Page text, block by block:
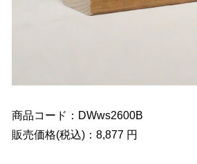
商品コード：DWws2600B
販売価格(税込)：8,877 円